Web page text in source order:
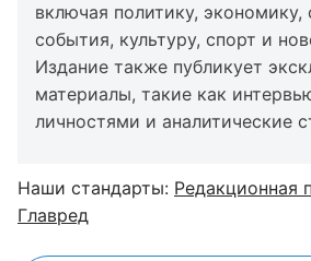
включая политику, экономику,
события, культуру, спорт и
Издание также публикует
материалы, такие как
личностями и аналитические
Наши стандарты: Редакционная
Главред